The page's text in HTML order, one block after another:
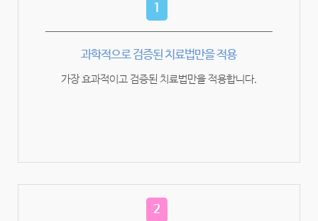
1
과학적으로 검증된 치료법만을 적용
가장 효과적이고 검증된 치료법만을 적용합니다.
2